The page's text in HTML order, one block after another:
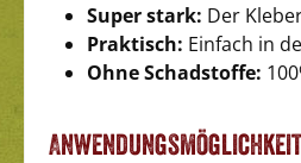
Super stark: Der
Praktisch: Einfach in
Ohne Schadstoffe: